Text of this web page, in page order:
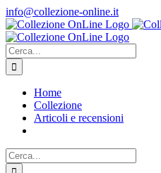
Salta
al
contenuto
info@collezione-online.it
Cerca
per:
Home
Collezione
Articoli e recensioni
Cerca
per: